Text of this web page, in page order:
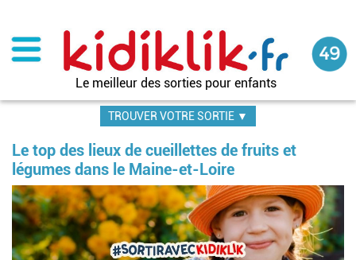
contenu
principal
Le meilleur des sorties pour enfants
TROUVER VOTRE SORTIE ▼
Le top des lieux de cueillettes de fruits et
légumes dans le Maine-et-Loire
Image